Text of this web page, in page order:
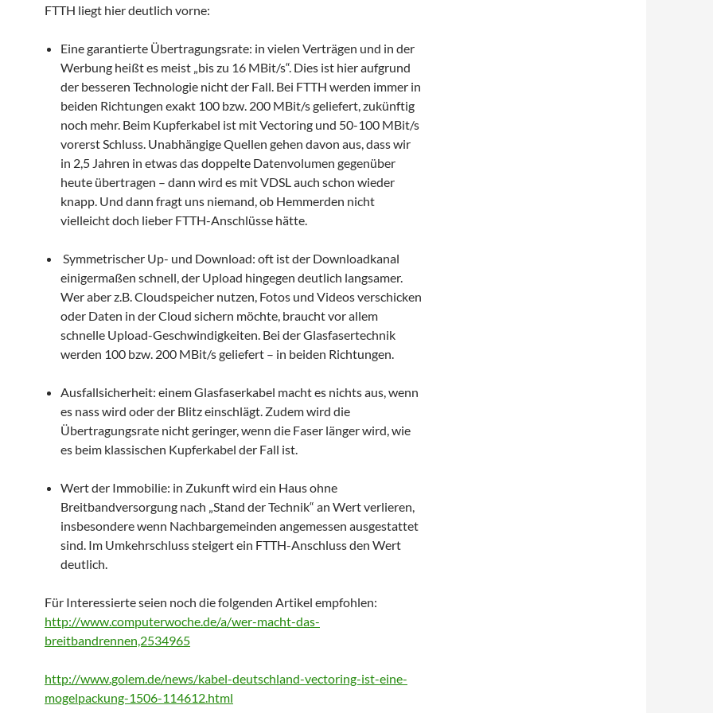
FTTH liegt hier deutlich vorne:
Eine garantierte Übertragungsrate: in vielen Verträgen und in der
Werbung heißt es meist „bis zu 16 MBit/s“. Dies ist hier aufgrund
der besseren Technologie nicht der Fall. Bei FTTH werden immer in
beiden Richtungen exakt 100 bzw. 200 MBit/s geliefert, zukünftig
noch mehr. Beim Kupferkabel ist mit Vectoring und 50-100 MBit/s
vorerst Schluss. Unabhängige Quellen gehen davon aus, dass wir
in 2,5 Jahren in etwas das doppelte Datenvolumen gegenüber
heute übertragen – dann wird es mit VDSL auch schon wieder
knapp. Und dann fragt uns niemand, ob Hemmerden nicht
vielleicht doch lieber FTTH-Anschlüsse hätte.
Symmetrischer Up- und Download: oft ist der Downloadkanal
einigermaßen schnell, der Upload hingegen deutlich langsamer.
Wer aber z.B. Cloudspeicher nutzen, Fotos und Videos verschicken
oder Daten in der Cloud sichern möchte, braucht vor allem
schnelle Upload-Geschwindigkeiten. Bei der Glasfasertechnik
werden 100 bzw. 200 MBit/s geliefert – in beiden Richtungen.
Ausfallsicherheit: einem Glasfaserkabel macht es nichts aus, wenn
es nass wird oder der Blitz einschlägt. Zudem wird die
Übertragungsrate nicht geringer, wenn die Faser länger wird, wie
es beim klassischen Kupferkabel der Fall ist.
Wert der Immobilie: in Zukunft wird ein Haus ohne
Breitbandversorgung nach „Stand der Technik“ an Wert verlieren,
insbesondere wenn Nachbargemeinden angemessen ausgestattet
sind. Im Umkehrschluss steigert ein FTTH-Anschluss den Wert
deutlich.
Für Interessierte seien noch die folgenden Artikel empfohlen:
http://www.computerwoche.de/a/wer-macht-das-
breitbandrennen,2534965
http://www.golem.de/news/kabel-deutschland-vectoring-ist-eine-
mogelpackung-1506-114612.html